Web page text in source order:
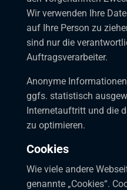
Wir verwenden Ihre
auf Ihre Person zu
sind nur die
Auftragsverarbeiter.
Anonyme
ggfs. statistisch
Internetauftritt und die
zu optimieren.
Cookies
Wie viele andere
genannte „Cookies“.